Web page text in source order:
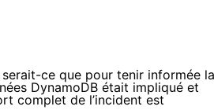
ce que pour tenir informée la
DynamoDB était impliqué et
complet de l’incident est